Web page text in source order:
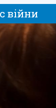
війни